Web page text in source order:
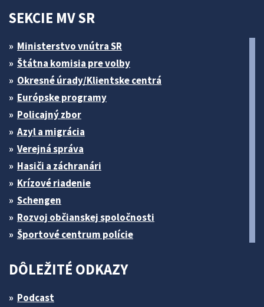
SEKCIE MV SR
Ministerstvo vnútra SR
Štátna komisia pre volby
Okresné úrady/Klientske centrá
Európske programy
Policajný zbor
Azyl a migrácia
Verejná správa
Hasiči a záchranári
Krízové riadenie
Schengen
Rozvoj občianskej spoločnosti
Športové centrum polície
DÔLEŽITÉ ODKAZY
Podcast